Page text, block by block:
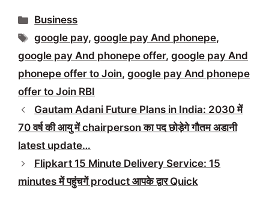
Categories
Business
Tags
google pay,google pay And phonepe,
google pay And phonepe offer, google pay And
phonepe offer to Join, google pay And phonepe
offer to Join RBI
Gautam Adani Future Plans in India: 2030 में
70 वर्ष की आयु में chairperson का पद छोड़ेगे गौतम अडानी
latest update…
Flipkart 15 Minute Delivery Service: 15
minutes में पहुंचगें product आपके द्वार Quick